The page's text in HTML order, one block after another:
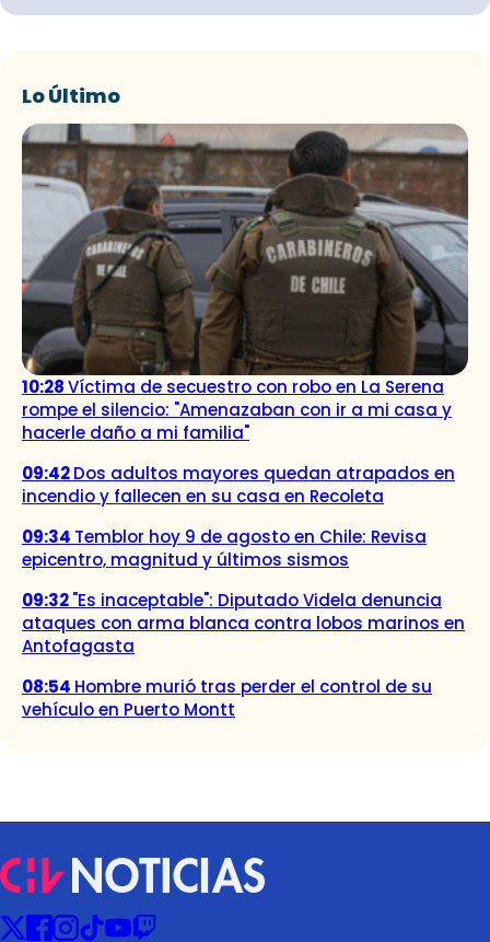
Lo Último
10:28Víctima de secuestro con robo en La Serena
rompe el silencio: "Amenazaban con ir a mi casa y
hacerle daño a mi familia"
09:42Dos adultos mayores quedan atrapados en
incendio y fallecen en su casa en Recoleta
09:34 Temblor hoy 9 de agosto en Chile: Revisa
epicentro, magnitud y últimos sismos
09:32"Es inaceptable": Diputado Videla denuncia
ataques con arma blanca contra lobos marinos en
Antofagasta
08:54 Hombre murió tras perder el control de su
vehículo en Puerto Montt